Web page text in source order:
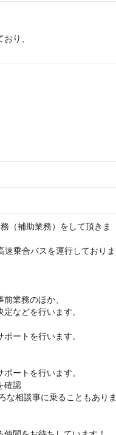
り、
（補助業務）をして頂きま
乗合バスを運行しておりま
業務のほか、
などを行います。
ートを行います。
ートを行います。
確認
な相談事に乗ることもありま